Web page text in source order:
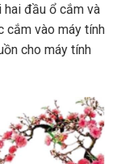
hai đầu ổ cắm và
cắm vào máy tính
cho máy tính